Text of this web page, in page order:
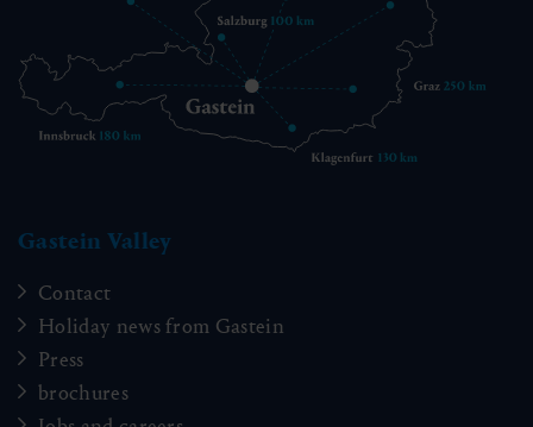
Gastein Valley
Contact
Holiday news from Gastein
Press
brochures